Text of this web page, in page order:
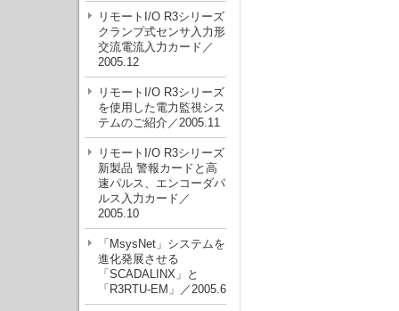
リモートI/O R3シリーズ
クランプ式センサ入力形
交流電流入力カード／
2005.12
リモートI/O R3シリーズ
を使用した電力監視シス
テムのご紹介／2005.11
リモートI/O R3シリーズ
新製品 警報カードと高
速パルス、エンコーダパ
ルス入力カード／
2005.10
「MsysNet」システムを
進化発展させる
「SCADALINX」と
「R3RTU-EM」／2005.6